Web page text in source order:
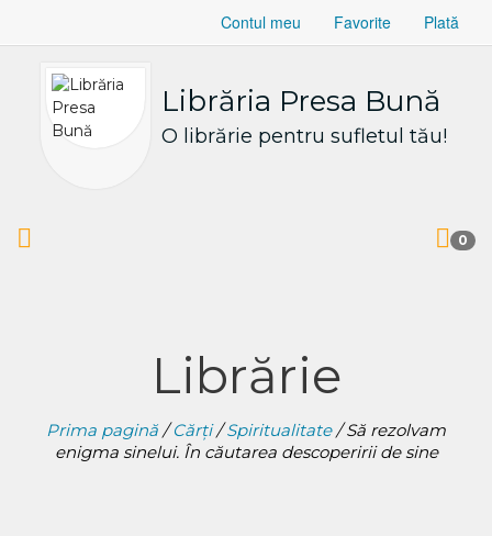
Contul meu Favorite Plată
Librăria Presa Bună
O librărie pentru sufletul tău!
0
Librărie
Prima pagină /Cărți/Spiritualitate/ Să rezolvam
enigma sinelui. În căutarea descoperirii de sine